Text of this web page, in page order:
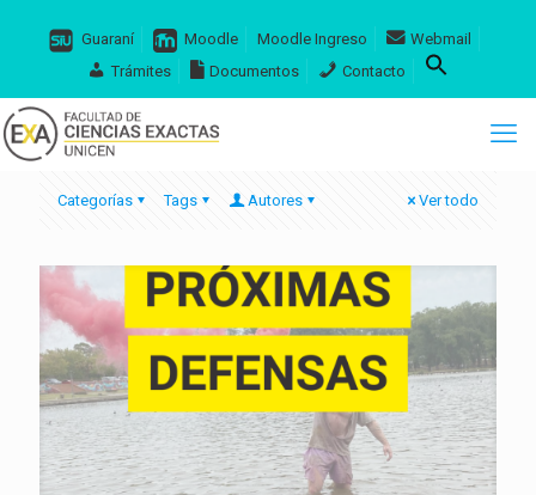
Guaraní Moodle Moodle Ingreso
Webmail
Trámites
Documentos Contacto
Categorías Tags Autores Ver todo